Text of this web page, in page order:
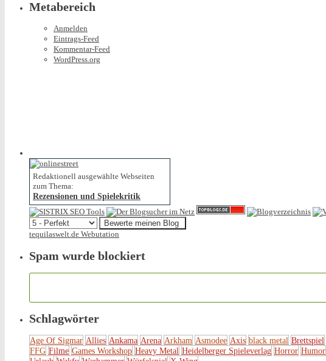
Metabereich
Anmelden
Eintrags-Feed
Kommentar-Feed
WordPress.org
Redaktionell ausgewählte Webseiten
zum Thema:
Rezensionen und Spielekritik
tequilaswelt.de Webutation
Spam wurde blockiert
Schlagwörter
Age Of Sigmar Allies Ankama Arena Arkham Asmodee Axis black metal Brettspiel
FFG Filme Games Workshop Heavy Metal Heidelberger Spieleverlag Horror Humor